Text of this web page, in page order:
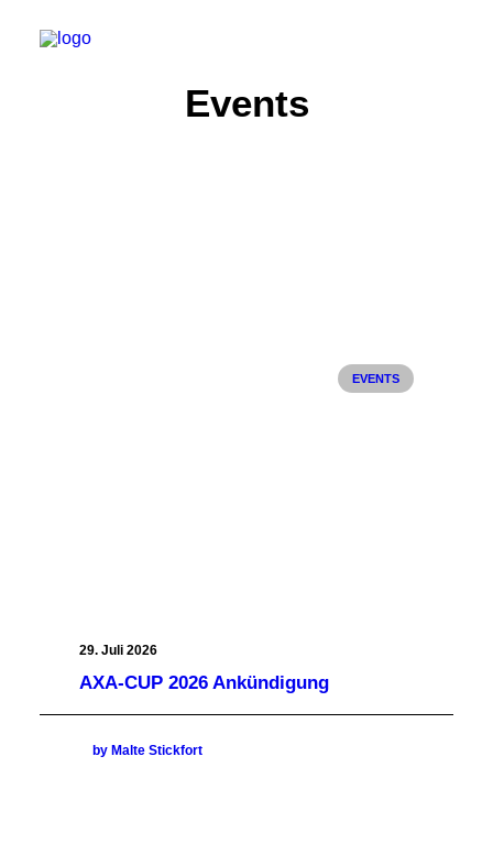
Events
EVENTS
29. Juli 2026
AXA-CUP 2026 Ankündigung
by Malte Stickfort